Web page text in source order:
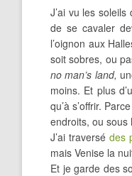
J’ai vu les
de se cavaler
l’oignon aux
soit sobres, ou
no man’s land,
moins. Et plus
qu’à s’offrir.
endroits, ou sous
J’ai traversé des
mais Venise la
Et je garde des